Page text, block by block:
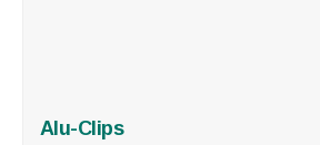
Alu-Clips